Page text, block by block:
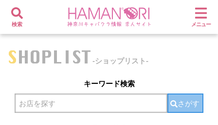
検索 メニュー
SHOPLIST -ショップリスト-
キーワード検索
さがす